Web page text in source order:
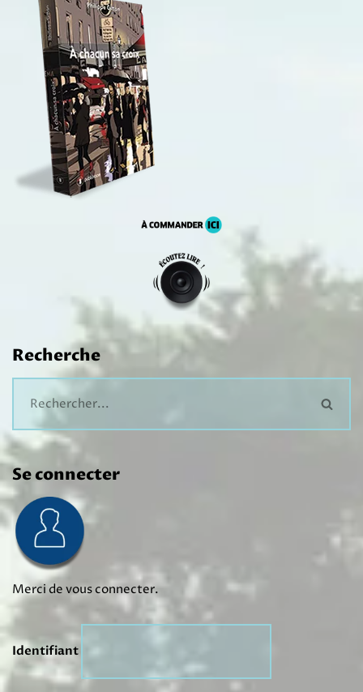
Recherche
Se connecter
Merci de vous connecter.
Identifiant